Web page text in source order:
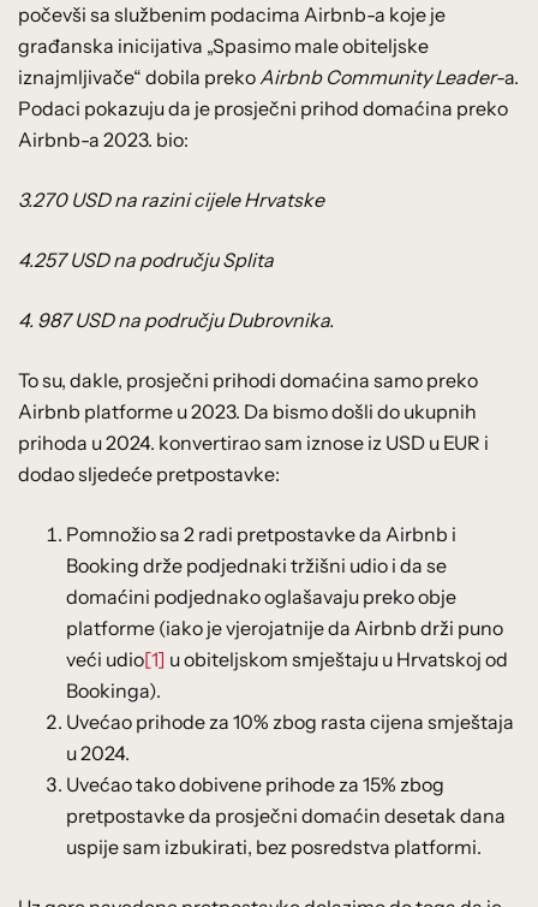
počevši sa službenim podacima Airbnb-a koje je
građanska inicijativa „Spasimo male obiteljske
iznajmljivače“ dobila preko Airbnb Community Leader-a.
Podaci pokazuju da je prosječni prihod domaćina preko
Airbnb-a 2023. bio:
3.270 USD na razini cijele Hrvatske
4.257 USD na području Splita
4. 987 USD na području Dubrovnika.
To su, dakle, prosječni prihodi domaćina samo preko
Airbnb platforme u 2023. Da bismo došli do ukupnih
prihoda u 2024. konvertirao sam iznose iz USD u EUR i
dodao sljedeće pretpostavke:
Pomnožio sa 2 radi pretpostavke da Airbnb i
Booking drže podjednaki tržišni udio i da se
domaćini podjednako oglašavaju preko obje
platforme (iako je vjerojatnije da Airbnb drži puno
veći udio[1] u obiteljskom smještaju u Hrvatskoj od
Bookinga).
Uvećao prihode za 10% zbog rasta cijena smještaja
u 2024.
Uvećao tako dobivene prihode za 15% zbog
pretpostavke da prosječni domaćin desetak dana
uspije sam izbukirati, bez posredstva platformi.